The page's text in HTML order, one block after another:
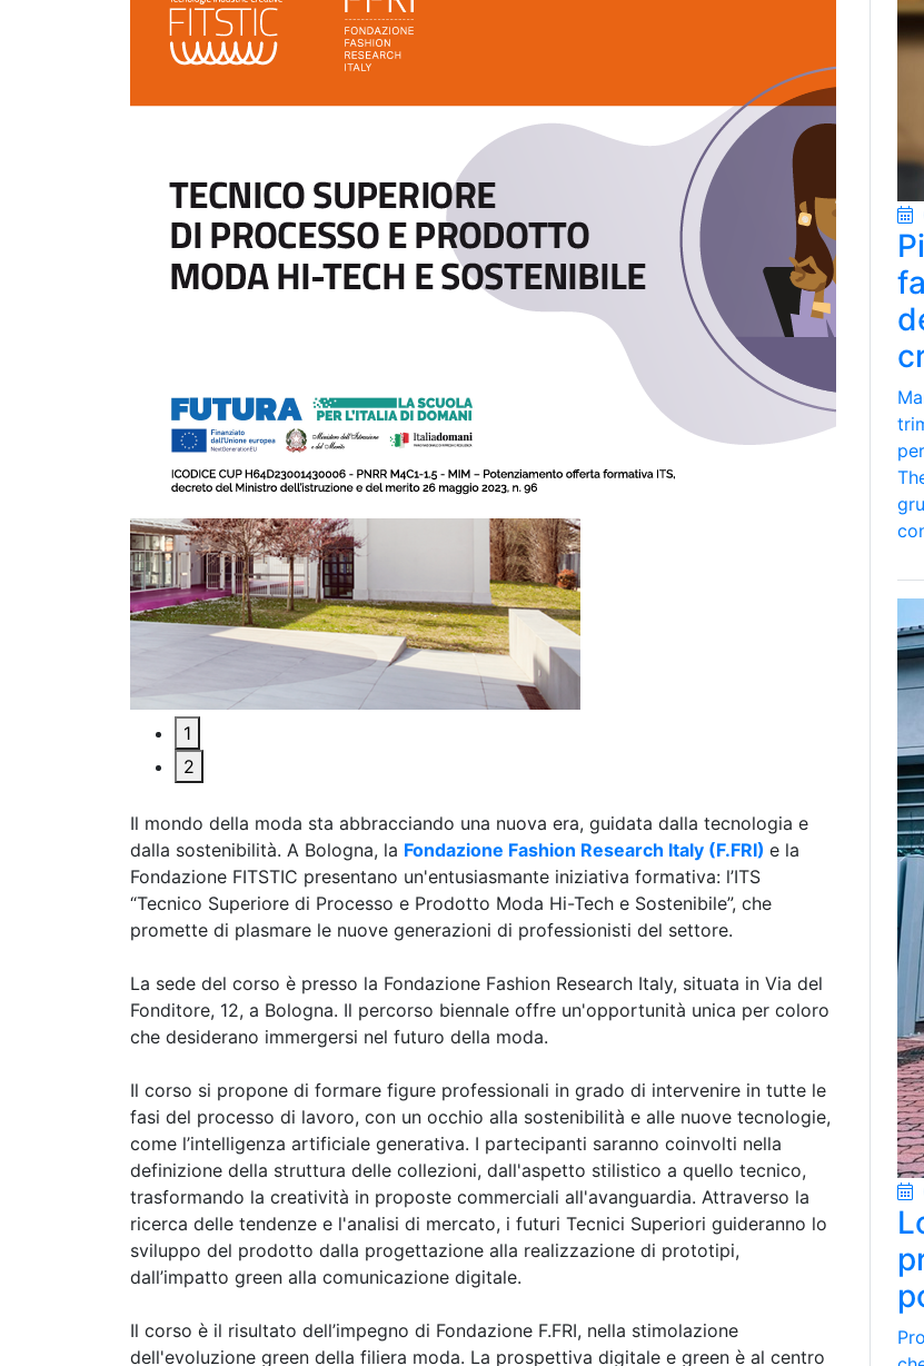
1
2
Il mondo della moda sta abbracciando una nuova era, guidata dalla tecnologia e
dalla sostenibilità. A Bologna, la Fondazione Fashion Research Italy (F.FRI) e la
Fondazione FITSTIC presentano un'entusiasmante iniziativa formativa: l’ITS
“Tecnico Superiore di Processo e Prodotto Moda Hi-Tech e Sostenibile”, che
promette di plasmare le nuove generazioni di professionisti del settore.
La sede del corso è presso la Fondazione Fashion Research Italy, situata in Via del
Fonditore, 12, a Bologna. Il percorso biennale offre un'opportunità unica per coloro
che desiderano immergersi nel futuro della moda.
Il corso si propone di formare figure professionali in grado di intervenire in tutte le
fasi del processo di lavoro, con un occhio alla sostenibilità e alle nuove tecnologie,
come l’intelligenza artificiale generativa. I partecipanti saranno coinvolti nella
definizione della struttura delle collezioni, dall'aspetto stilistico a quello tecnico,
trasformando la creatività in proposte commerciali all'avanguardia. Attraverso la
ricerca delle tendenze e l'analisi di mercato, i futuri Tecnici Superiori guideranno lo
sviluppo del prodotto dalla progettazione alla realizzazione di prototipi,
dall’impatto green alla comunicazione digitale.
Il corso è il risultato dell’impegno di Fondazione F.FRI, nella stimolazione
dell'evoluzione green della filiera moda. La prospettiva digitale e green è al centro